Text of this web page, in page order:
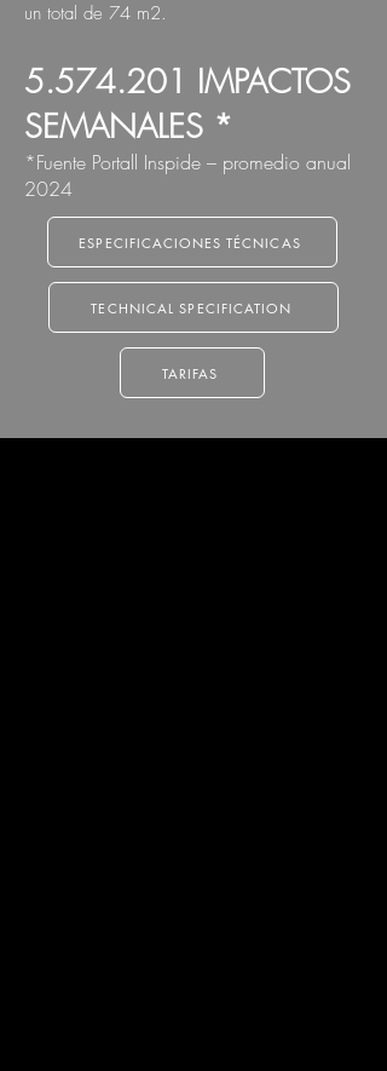
un total de 74 m2.
5.574.201 IMPACTOS
SEMANALES *
*Fuente Portall Inspide – promedio anual
2024
ESPECIFICACIONES TÉCNICAS
TECHNICAL SPECIFICATION
TARIFAS